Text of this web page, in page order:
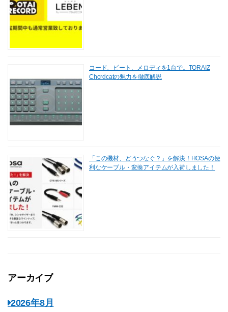
コード、ビート、メロディを1台で。TORAIZ
Chordcatの魅力を徹底解説
「この機材、どうつなぐ？」を解決！HOSAの便
利なケーブル・変換アイテムが入荷しました！
アーカイブ
2026年8月